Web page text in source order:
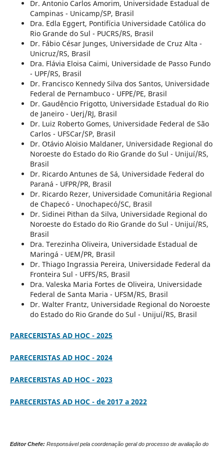
Dr. Antonio Carlos Amorim, Universidade Estadual de
Campinas - Unicamp/SP, Brasil
Dra. Edla Eggert, Pontifícia Universidade Católica do
Rio Grande do Sul - PUCRS/RS, Brasil
Dr. Fábio César Junges, Universidade de Cruz Alta -
Unicruz/RS, Brasil
Dra. Flávia Eloisa Caimi, Universidade de Passo Fundo
- UPF/RS, Brasil
Dr. Francisco Kennedy Silva dos Santos, Universidade
Federal de Pernambuco - UFPE/PE, Brasil
Dr. Gaudêncio Frigotto, Universidade Estadual do Rio
de Janeiro - Uerj/RJ, Brasil
Dr. Luiz Roberto Gomes, Universidade Federal de São
Carlos - UFSCar/SP, Brasil
Dr. Otávio Aloisio Maldaner, Universidade Regional do
Noroeste do Estado do Rio Grande do Sul - Unijuí/RS,
Brasil
Dr. Ricardo Antunes de Sá, Universidade Federal do
Paraná - UFPR/PR, Brasil
Dr. Ricardo Rezer, Universidade Comunitária Regional
de Chapecó - Unochapecó/SC, Brasil
Dr. Sidinei Pithan da Silva, Universidade Regional do
Noroeste do Estado do Rio Grande do Sul - Unijuí/RS,
Brasil
Dra. Terezinha Oliveira, Universidade Estadual de
Maringá - UEM/PR, Brasil
Dr. Thiago Ingrassia Pereira, Universidade Federal da
Fronteira Sul - UFFS/RS, Brasil
Dra. Valeska Maria Fortes de Oliveira, Universidade
Federal de Santa Maria - UFSM/RS, Brasil
Dr. Walter Frantz, Universidade Regional do Noroeste
do Estado do Rio Grande do Sul - Unijuí/RS, Brasil
PARECERISTAS AD HOC - 2025
PARECERISTAS AD HOC - 2024
PARECERISTAS AD HOC - 2023
PARECERISTAS AD HOC - de 2017 a 2022
Editor Chefe: Responsável pela coordenação geral do processo de avaliação do